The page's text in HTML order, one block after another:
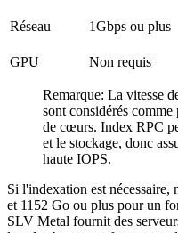
Réseau 1Gbps ou plus
GPU
Non requis
Remarque: La vitesse
sont considérés
de cœurs. Index RPC
et le stockage, donc
haute IOPS.
Si l'indexation est nécessaire,
et 1152 Go ou plus pour un
SLV Metal fournit des